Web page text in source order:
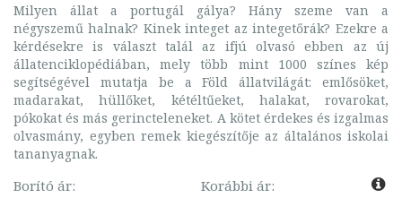
Milyen állat a portugál gálya? Hány szeme van a
négyszemű halnak? Kinek integet az integetőrák? Ezekre a
kérdésekre is választ talál az ifjú olvasó ebben az új
állatenciklopédiában, mely több mint 1000 színes kép
segítségével mutatja be a Föld állatvilágát: emlősöket,
madarakat, hüllőket, kétéltűeket, halakat, rovarokat,
pókokat és más gerincteleneket. A kötet érdekes és izgalmas
olvasmány, egyben remek kiegészítője az általános iskolai
tananyagnak.
Borító ár: Korábbi ár: